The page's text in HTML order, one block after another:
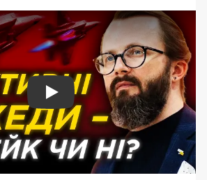
Play